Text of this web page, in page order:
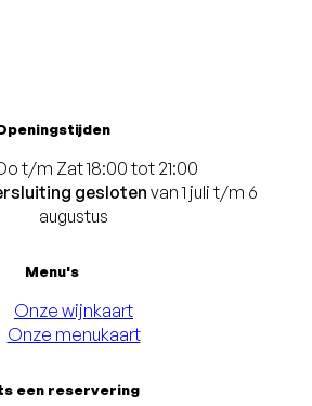
t/m Zat 18:00 tot 21:00
gesloten van 1 juli t/m 6
augustus
Menu's
Onze wijnkaart
Onze menukaart
een reservering